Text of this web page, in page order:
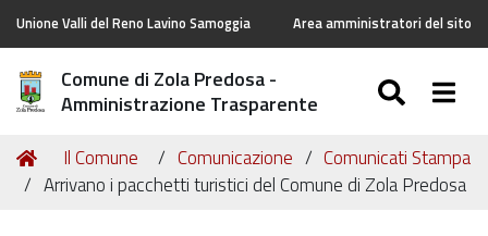
Unione Valli del Reno Lavino Samoggia Area amministratori del sito
Comune di Zola Predosa -
Amministrazione Trasparente
Tu
sei
Home
Il Comune Comunicazione
Comunicati Stampa
Arrivano i pacchetti turistici del Comune di Zola Predosa